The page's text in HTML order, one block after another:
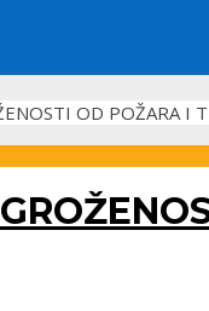
OD POŽARA I